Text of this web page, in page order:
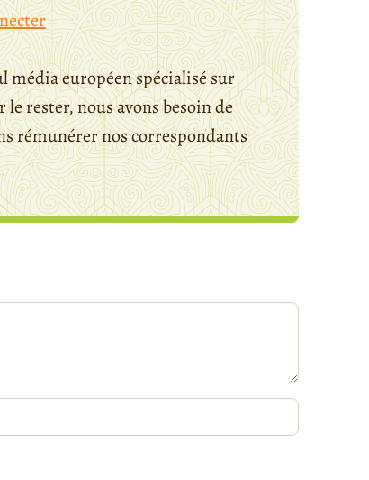
média européen spécialisé sur
rester, nous avons besoin de
rémunérer nos correspondants